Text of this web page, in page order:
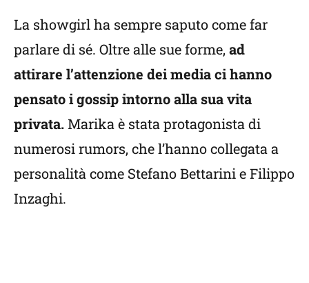
La showgirl ha sempre saputo come far
parlare di sé. Oltre alle sue forme, ad
attirare l’attenzione dei media ci hanno
pensato i gossip intorno alla sua vita
privata. Marika è stata protagonista di
numerosi rumors, che l’hanno collegata a
personalità come Stefano Bettarini e Filippo
Inzaghi.